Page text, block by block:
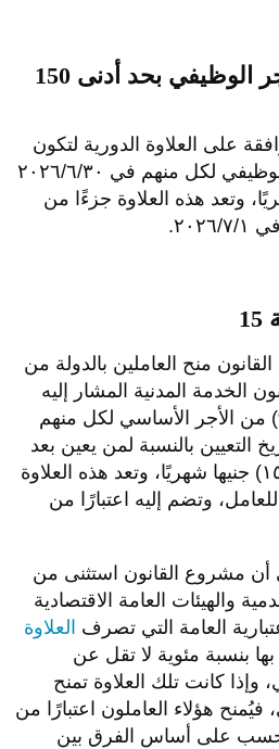
العلاوة 12% من الأجر الوظيفي بحد أدنى 150
على العلاوة الدورية لتكون
بنسبة (۱۲%) من الأجر الوظيفي لكل منهم في ٢٠٢٦/٦/٣٠
جنيها شهريًا، وتعد هذه العلاوة جزءًا من
١.
منح العاملين بالدولة من
الخدمة المدنية المشار إليه
خاصة بنسبة (١٥%) من الأجر الأساسي لكل منهم
أو في تاريخ التعيين بالنسبة لمن يعين بعد
هذا التاريخ وبحد أدنى (١٥٠) جنيها شهريًا، وتعد هذه العلاوة
وتضم إليه اعتبارًا من
مشروع القانون استثنى من
والهيئات العامة الاقتصادية
العامة التي تصرف العلاوة
بها بنسبة مئوية لا تقل عن
وإذا كانت تلك العلاوة تمنح
هؤلاء العاملون اعتبارًا من
تحسب على أساس الفرق بين